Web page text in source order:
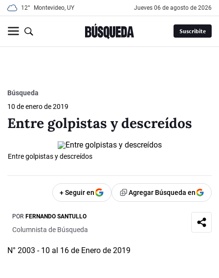
12° Montevideo, UY jueves 06 de agosto de 2026
Suscribite
Búsqueda
10 de enero de 2019
Entre golpistas y descreídos
Entre golpistas y descreídos
+ Seguir en Agregar Búsqueda en
POR FERNANDO SANTULLO
Columnista de Búsqueda
N° 2003 - 10 al 16 de Enero de 2019